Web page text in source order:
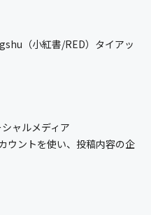
（小紅書/RED）タイアッ
ャルメディア
ントを使い、投稿内容の企